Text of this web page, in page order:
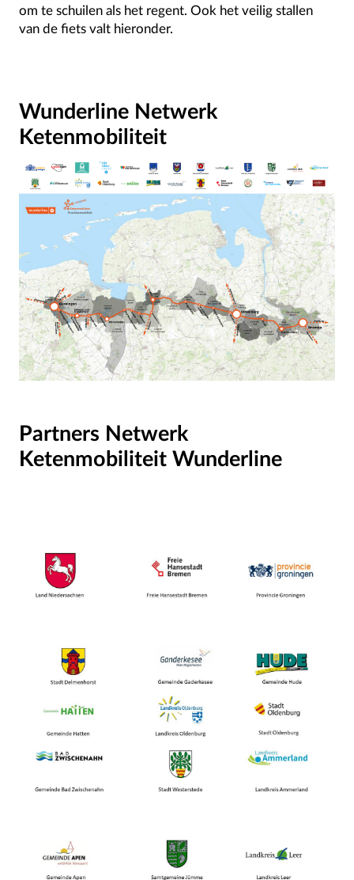
om te schuilen als het regent. Ook het veilig stallen
van de fiets valt hieronder.
Wunderline Netwerk
Ketenmobiliteit
Partners Netwerk
Ketenmobiliteit Wunderline